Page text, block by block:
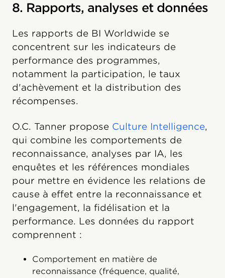
8. Rapports, analyses et données
Les rapports de BI Worldwide se
concentrent sur les indicateurs de
performance des programmes,
notamment la participation, le taux
d'achèvement et la distribution des
récompenses.
O.C. Tanner propose Culture Intelligence,
qui combine les comportements de
reconnaissance, analyses par IA, les
enquêtes et les références mondiales
pour mettre en évidence les relations de
cause à effet entre la reconnaissance et
l'engagement, la fidélisation et la
performance. Les données du rapport
comprennent :
Comportement en matière de
reconnaissance (fréquence, qualité,